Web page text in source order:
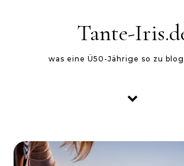
Tante-
was eine Ü50-Jährige so zu